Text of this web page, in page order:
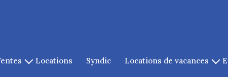
ventes locations syndic locations de vacances